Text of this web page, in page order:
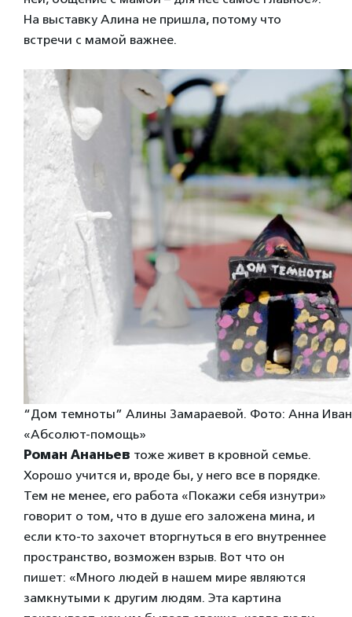
На выставку Алина не пришла, потому что
встречи с мамой важнее.
“Дом темноты” Алины Замараевой. Фото: Анна
«Абсолют-помощь»
Роман Ананьев тоже живет в кровной семье.
Хорошо учится и, вроде бы, у него все в порядке.
Тем не менее, его работа «Покажи себя изнутри»
говорит о том, что в душе его заложена мина, и
если кто-то захочет вторгнуться в его внутреннее
пространство, возможен взрыв. Вот что он
пишет: «Много людей в нашем мире являются
замкнутыми к другим людям. Эта картина